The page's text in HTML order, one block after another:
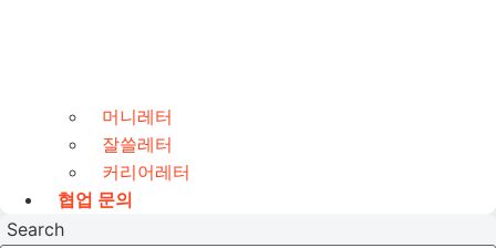
머니레터
잘쓸레터
커리어레터
협업 문의
Search